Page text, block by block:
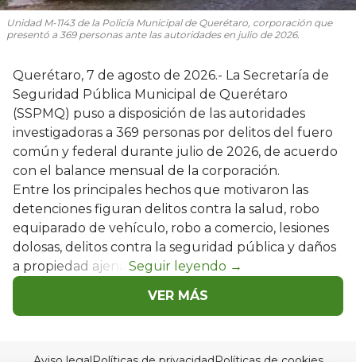
Unidad M-1143 de la Policía Municipal de Querétaro, corporación que
presentó a 369 personas ante las autoridades en julio de 2026.
Querétaro, 7 de agosto de 2026.- La Secretaría de
Seguridad Pública Municipal de Querétaro
(SSPMQ) puso a disposición de las autoridades
investigadoras a 369 personas por delitos del fuero
común y federal durante julio de 2026, de acuerdo
con el balance mensual de la corporación.
Entre los principales hechos que motivaron las
detenciones figuran delitos contra la salud, robo
equiparado de vehículo, robo a comercio, lesiones
dolosas, delitos contra la seguridad pública y daños
a propiedad ajena.
VER MÁS